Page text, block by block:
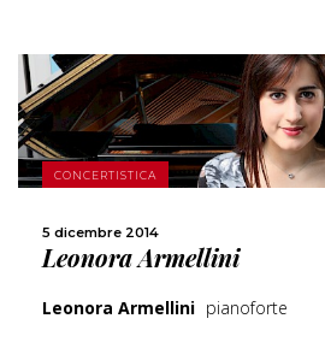
CONCERTISTICA
5 dicembre 2014
Leonora Armellini
Leonora Armellini pianoforte
SCOPRI DI PIÙ